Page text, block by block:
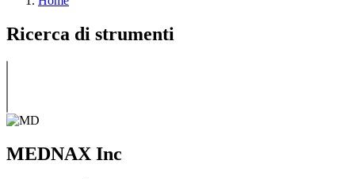
Ricerca di strumenti
MEDNAX Inc